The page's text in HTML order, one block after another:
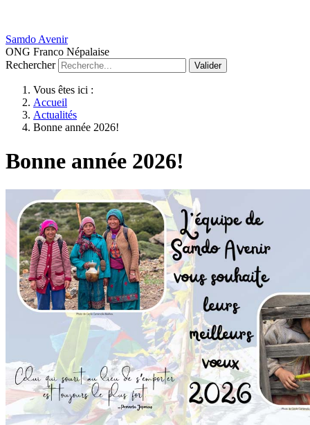
Samdo Avenir
ONG Franco Népalaise
Rechercher
Valider
Vous êtes ici :
Accueil
Actualités
Bonne année 2026!
Bonne année 2026!